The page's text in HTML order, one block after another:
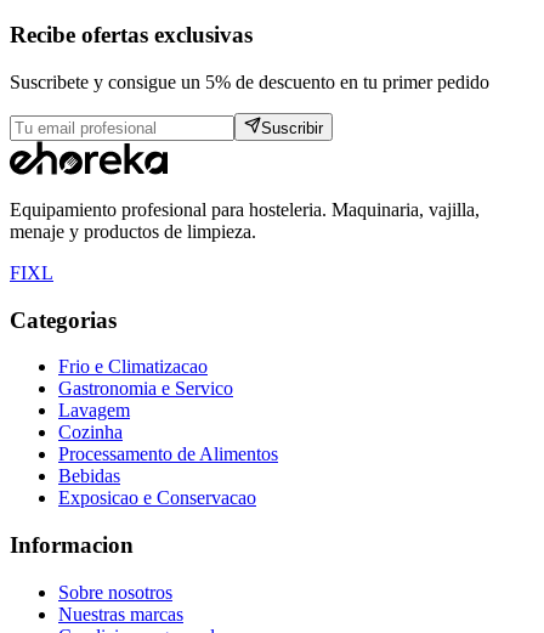
Recibe ofertas exclusivas
Suscribete y consigue un 5% de descuento en tu primer pedido
Suscribir
Equipamiento profesional para hosteleria. Maquinaria, vajilla,
menaje y productos de limpieza.
FIXL
Categorias
Frio e Climatizacao
Gastronomia e Servico
Lavagem
Cozinha
Processamento de Alimentos
Bebidas
Exposicao e Conservacao
Informacion
Sobre nosotros
Nuestras marcas